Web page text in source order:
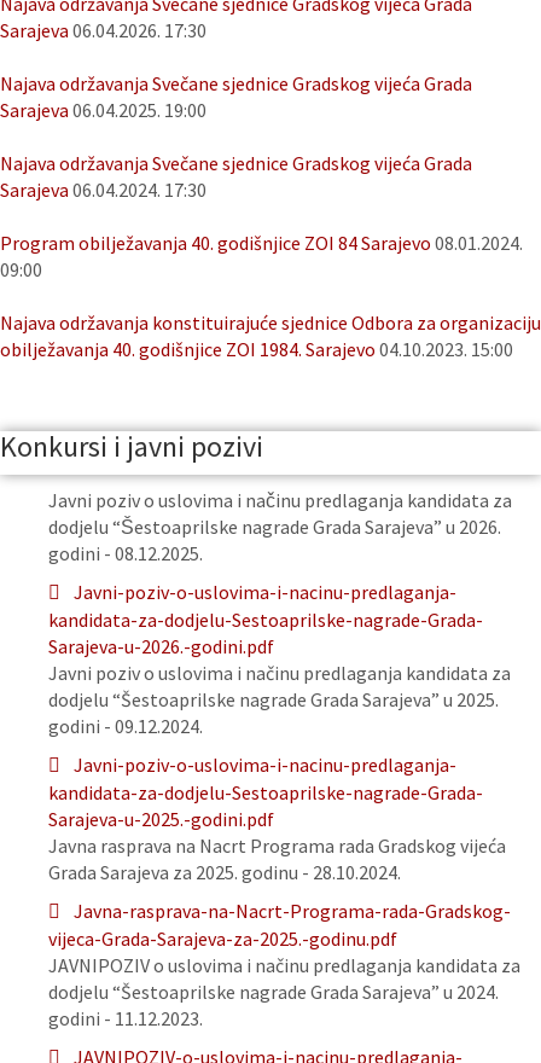
Sarajeva 06.04.2026. 17:30
Najava održavanja Svečane sjednice Gradskog vijeća Grada
Sarajeva 06.04.2025. 19:00
Najava održavanja Svečane sjednice Gradskog vijeća Grada
Sarajeva 06.04.2024. 17:30
Program obilježavanja 40. godišnjice ZOI 84 Sarajevo 08.01.2024.
09:00
Najava održavanja konstituirajuće sjednice Odbora za organizaciju
obilježavanja 40. godišnjice ZOI 1984. Sarajevo 04.10.2023. 15:00
Konkursi i javni pozivi
Javni poziv o uslovima i načinu predlaganja kandidata za
dodjelu “Šestoaprilske nagrade Grada Sarajeva” u 2026.
godini - 08.12.2025.
Javni-poziv-o-uslovima-i-nacinu-predlaganja-
kandidata-za-dodjelu-Sestoaprilske-nagrade-Grada-
Sarajeva-u-2026.-godini.pdf
Javni poziv o uslovima i načinu predlaganja kandidata za
dodjelu “Šestoaprilske nagrade Grada Sarajeva” u 2025.
godini - 09.12.2024.
Javni-poziv-o-uslovima-i-nacinu-predlaganja-
kandidata-za-dodjelu-Sestoaprilske-nagrade-Grada-
Sarajeva-u-2025.-godini.pdf
Javna rasprava na Nacrt Programa rada Gradskog vijeća
Grada Sarajeva za 2025. godinu - 28.10.2024.
Javna-rasprava-na-Nacrt-Programa-rada-Gradskog-
vijeca-Grada-Sarajeva-za-2025.-godinu.pdf
JAVNIPOZIV o uslovima i načinu predlaganja kandidata za
dodjelu “Šestoaprilske nagrade Grada Sarajeva” u 2024.
godini - 11.12.2023.
JAVNIPOZIV-o-uslovima-i-nacinu-predlaganja-